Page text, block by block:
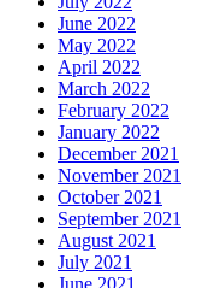
June 2022
May 2022
April 2022
March 2022
February 2022
January 2022
December 2021
November 2021
October 2021
September 2021
August 2021
July 2021
June 2021